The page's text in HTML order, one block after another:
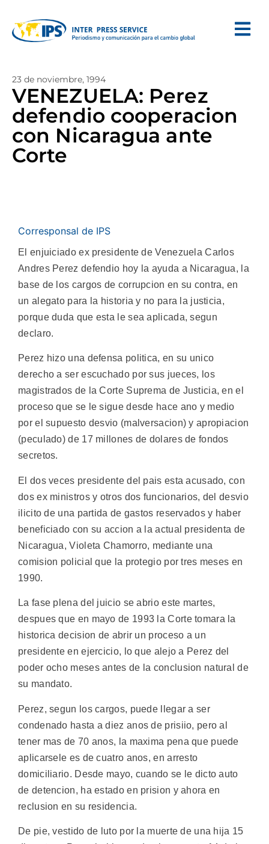
23 de noviembre, 1994
VENEZUELA: Perez
defendio cooperacion
con Nicaragua ante
Corte
Corresponsal de IPS
El enjuiciado ex presidente de Venezuela Carlos
Andres Perez defendio hoy la ayuda a Nicaragua, la
base de los cargos de corrupcion en su contra, en
un alegato para la historia y no para la justicia,
porque duda que esta le sea aplicada, segun
declaro.
Perez hizo una defensa politica, en su unico
derecho a ser escuchado por sus jueces, los
magistrados de la Corte Suprema de Justicia, en el
proceso que se le sigue desde hace ano y medio
por el supuesto desvio (malversacion) y apropiacion
(peculado) de 17 millones de dolares de fondos
secretos.
El dos veces presidente del pais esta acusado, con
dos ex ministros y otros dos funcionarios, del desvio
ilicito de una partida de gastos reservados y haber
beneficiado con su accion a la actual presidenta de
Nicaragua, Violeta Chamorro, mediante una
comision policial que la protegio por tres meses en
1990.
La fase plena del juicio se abrio este martes,
despues que en mayo de 1993 la Corte tomara la
historica decision de abrir un proceso a un
presidente en ejercicio, lo que alejo a Perez del
poder ocho meses antes de la conclusion natural de
su mandato.
Perez, segun los cargos, puede llegar a ser
condenado hasta a diez anos de prisiio, pero al
tener mas de 70 anos, la maxima pena que puede
aplicarsele es de cuatro anos, en arresto
domiciliario. Desde mayo, cuando se le dicto auto
de detencion, ha estado en prision y ahora en
reclusion en su residencia.
De pie, vestido de luto por la muerte de una hija 15